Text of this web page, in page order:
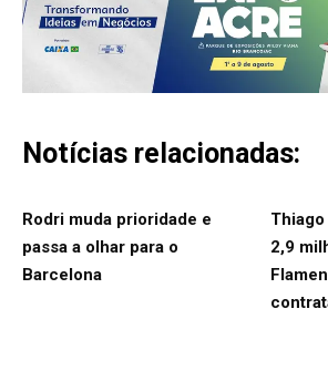
Notícias relacionadas:
Rodri muda prioridade e
passa a olhar para o
Barcelona
2,9